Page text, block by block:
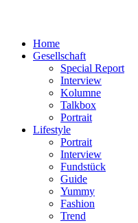
Home
Gesellschaft
Special Report
Interview
Kolumne
Talkbox
Portrait
Lifestyle
Portrait
Interview
Fundstück
Guide
Yummy
Fashion
Trend